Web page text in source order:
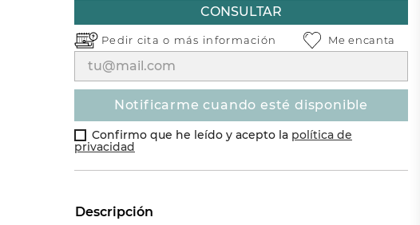
CONSULTAR
Pedir cita o más información
notificarme cuando esté disponible
Confirmo que he leído y acepto la política de
privacidad
Me encanta
Descripción